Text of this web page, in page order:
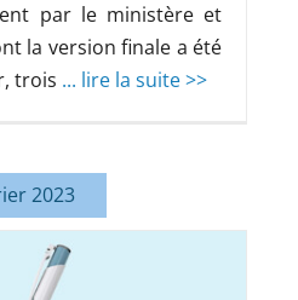
par le ministère et
la version finale a été
trois ... lire la suite >>
2023